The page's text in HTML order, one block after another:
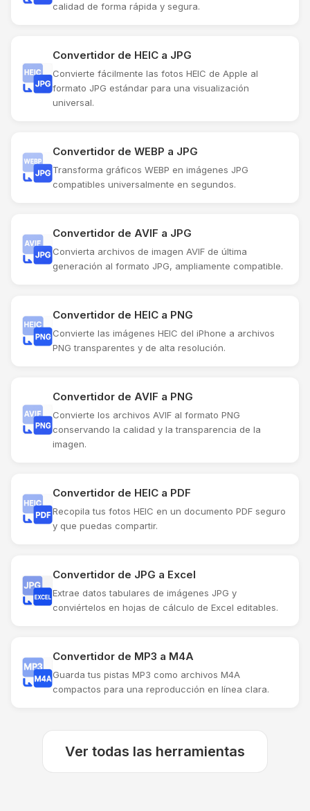
calidad de forma rápida y segura.
Convertidor de HEIC a JPG
Convierte fácilmente las fotos HEIC de Apple al
formato JPG estándar para una visualización
universal.
Convertidor de WEBP a JPG
Transforma gráficos WEBP en imágenes JPG
compatibles universalmente en segundos.
Convertidor de AVIF a JPG
Convierta archivos de imagen AVIF de última
generación al formato JPG, ampliamente compatible.
Convertidor de HEIC a PNG
Convierte las imágenes HEIC del iPhone a archivos
PNG transparentes y de alta resolución.
Convertidor de AVIF a PNG
Convierte los archivos AVIF al formato PNG
conservando la calidad y la transparencia de la
imagen.
Convertidor de HEIC a PDF
Recopila tus fotos HEIC en un documento PDF seguro
y que puedas compartir.
Convertidor de JPG a Excel
Extrae datos tabulares de imágenes JPG y
conviértelos en hojas de cálculo de Excel editables.
Convertidor de MP3 a M4A
Guarda tus pistas MP3 como archivos M4A
compactos para una reproducción en línea clara.
Ver todas las herramientas